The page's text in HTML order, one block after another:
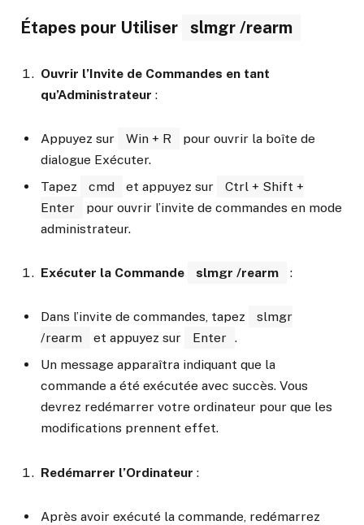
Étapes pour Utiliser slmgr /rearm
Ouvrir l’Invite de Commandes en tant
qu’Administrateur :
Appuyez sur Win + R
pour ouvrir la boîte de
dialogue Exécuter.
Tapez
cmd et appuyez sur
Ctrl + Shift +
Enter
pour ouvrir l’invite de commandes en mode
administrateur.
Exécuter la Commande slmgr /rearm :
Dans l’invite de commandes, tapez
slmgr
/rearm
et appuyez sur Enter .
Un message apparaîtra indiquant que la
commande a été exécutée avec succès. Vous
devrez redémarrer votre ordinateur pour que les
modifications prennent effet.
Redémarrer l’Ordinateur :
Après avoir exécuté la commande, redémarrez